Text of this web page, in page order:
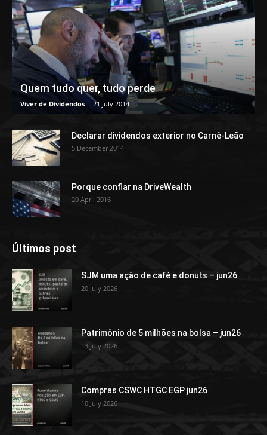
Quem tudo quer, tudo perde
Viver de Dividendos - 21 July 2014
Declarar dividendos exterior no Carnê-Leão
5 December 2014
Porque confiar na DriveWealth
20 April 2016
Últimos post
SJM uma ação de café e donuts – jun26
20 July 2026
Patrimônio de 5 milhões na bolsa – jun26
13 July 2026
Compras CSWC HTGC EGP jun26
10 July 2026